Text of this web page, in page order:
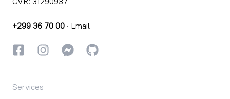
+299 36 70 00 · Email
FacebookkiInstagrammiInstagrammi
GitHub
Services